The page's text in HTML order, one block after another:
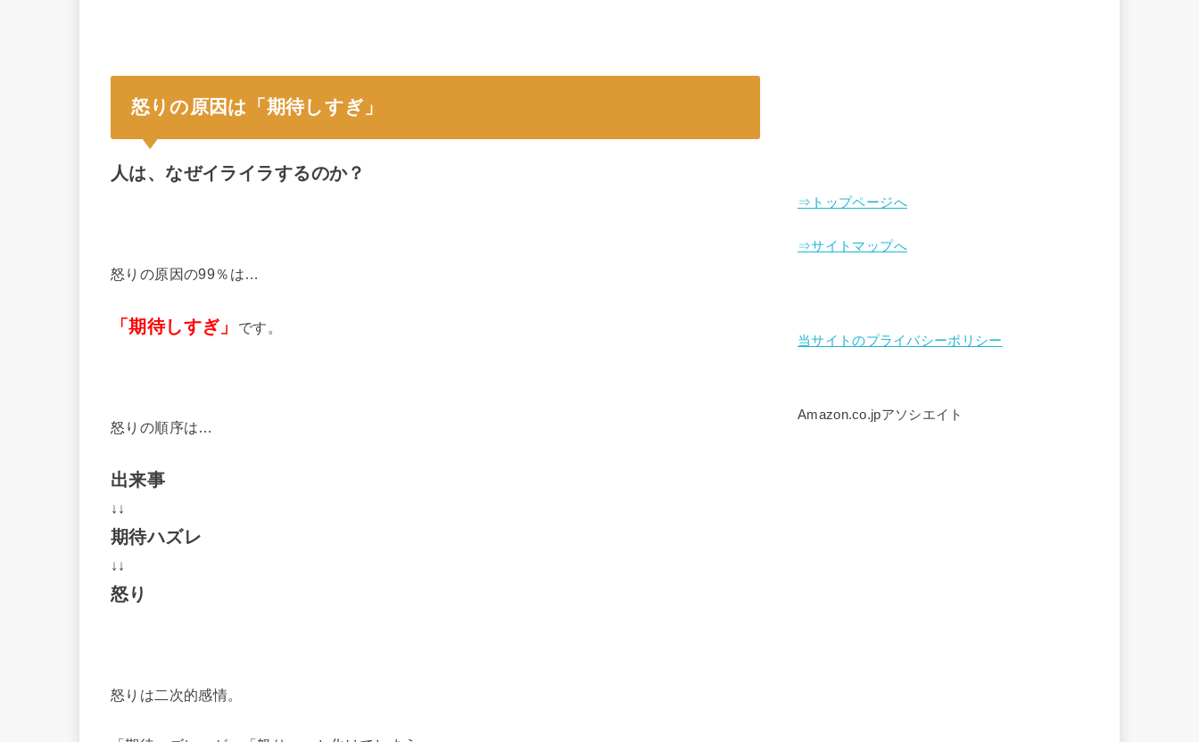
怒りの原因は「期待しすぎ」
人は、なぜイライラするのか？
怒りの原因の99％は…
「期待しすぎ」 です。
怒りの順序は…
出来事
↓↓
期待ハズレ
↓↓
怒り
怒りは二次的感情。
⇒トップページへ
⇒サイトマップへ
当サイトのプライバシーポリシー
Amazon.co.jpアソシエイト